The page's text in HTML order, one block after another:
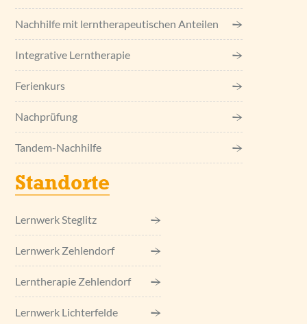
Nachhilfe mit lerntherapeutischen Anteilen
Integrative Lerntherapie
Ferienkurs
Nachprüfung
Tandem-Nachhilfe
Standorte
Lernwerk Steglitz
Lernwerk Zehlendorf
Lerntherapie Zehlendorf
Lernwerk Lichterfelde